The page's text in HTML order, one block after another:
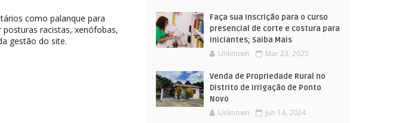
como palanque para
racistas, xenófobas,
gestão do site.
Faça sua Inscrição para o curso
presencial de corte e costura para
iniciantes; Saiba Mais
Unknown Mar 23, 2025
Venda de Propriedade Rural no
Distrito de Irrigação de Ponto
Novo
Unknown Jun 14, 2024